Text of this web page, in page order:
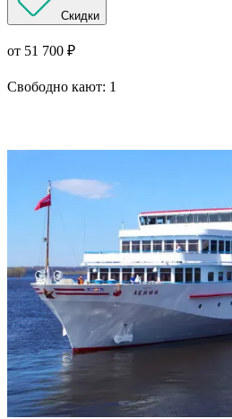
Скидки
от 51 700 ₽
Свободно кают: 1